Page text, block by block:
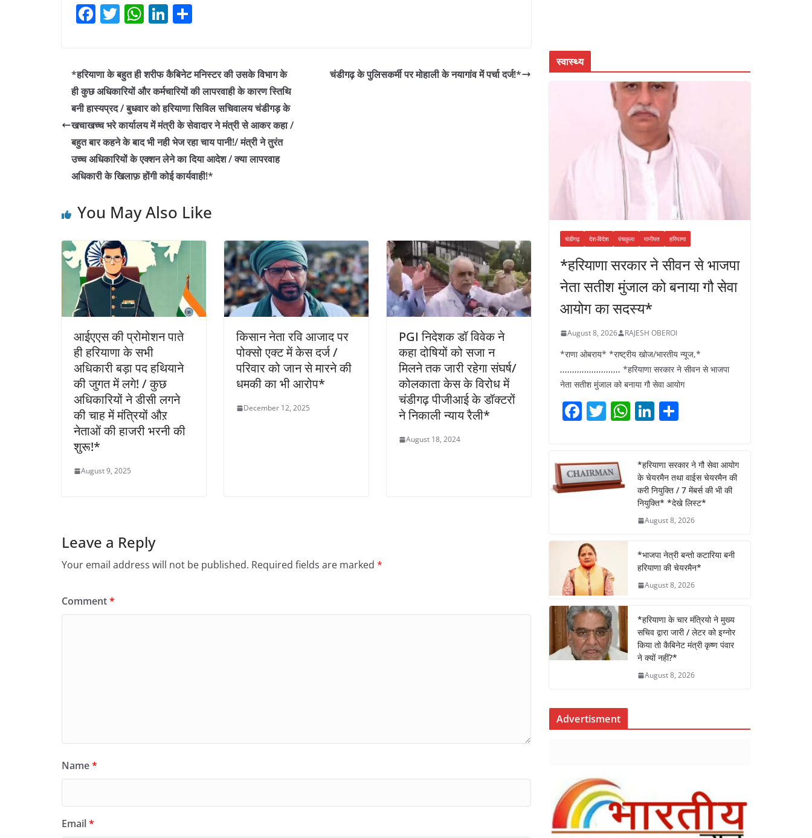
F
e
b
o
o
k
T
er
W
s
A
p
p
Li
e
dI
n
e
*हरियाणा के बहुत ही शरीफ कैबिनेट मनिस्टर की उसके विभाग के
ही कुछ अधिकारियों और कर्मचारियों की लापरवाही के कारण स्तिथि
बनी हास्यप्रद / बुधवार को हरियाणा सिविल सचिवालय चंडीगड़ के
खचाखच्च भरे कार्यालय में मंत्री के सेवादार ने मंत्री से आकर कहा /
बहुत बार कहने के बाद भी नही भेज रहा चाय पानी!/ मंत्री ने तुरंत
उच्च अधिकारियों के एक्शन लेने का दिया आदेश / क्या लापरवाह
अधिकारी के खिलाफ़ होंगी कोई कार्यवाही!*
चंडीगढ़ के पुलिसकर्मी पर मोहाली के नयागांव में पर्चा दर्ज!*
You May Also Like
आईएएस की प्रोमोशन पाते
ही हरियाणा के सभी
अधिकारी बड़ा पद हथियाने
की जुगत में लगे! / कुछ
अधिकारियों ने डीसी लगने
की चाह में मंत्रियों औऱ
नेताओं की हाजरी भरनी की
शुरू!*
August 9, 2025
किसान नेता रवि आजाद पर
पोक्सो एक्ट में केस दर्ज /
परिवार को जान से मारने की
धमकी का भी आरोप*
December 12, 2025
PGI निदेशक डॉ विवेक ने
कहा दोषियों को सजा न
मिलने तक जारी रहेगा संघर्ष/
कोलकाता केस के विरोध में
चंडीगढ़ पीजीआई के डॉक्टरों
ने निकाली न्याय रैली*
August 18, 2024
Leave a Reply
Your email address will not be published. Required fields are marked *
Comment*
Name*
Email*
स्वास्थ्य
चंडीगढ़ देश-विदेश पंचकुला पानीपत हरियाणा
*हरियाणा सरकार ने सीवन से भाजपा
नेता सतीश मुंजाल को बनाया गौ सेवा
आयोग का सदस्य*
August 8, 2026 RAJESH OBEROI
*राणा ओबराय* *राष्ट्रीय खोज/भारतीय न्यूज,*
,,,,,,,,,,,,,,,,,,,,,,,,, *हरियाणा सरकार ने सीवन से भाजपा
नेता सतीश मुंजाल को बनाया गौ सेवा आयोग
F
e
b
k
T
er
W
s
A
p
p
Li
e
dI
n
e
*हरियाणा सरकार ने गौ सेवा आयोग
के चेयरमैन तथा वाईस चेयरमैन की
करी नियुक्ति / 7 मेंबर्स की भी की
नियुक्ति* *देखे लिस्ट*
August 8, 2026
*भाजपा नेत्री बन्तो कटारिया बनी
हरियाणा की चेयरमैन*
August 8, 2026
*हरियाणा के चार मंत्रियो ने मुख्य
सचिव द्वारा जारी / लेटर को इग्नोर
किया तो कैबिनेट मंत्री कृष्ण पंवार
ने क्यों नहीं?*
August 8, 2026
Advertisment